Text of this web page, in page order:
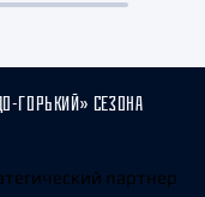
ГОРЬКИЙ» СЕЗОНА